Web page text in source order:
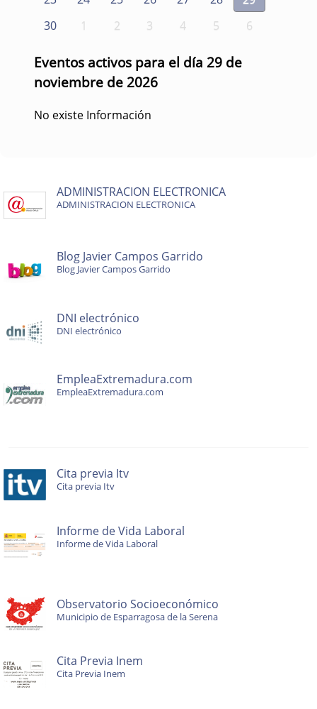
30
1 2 3 4 5 6
Eventos activos para el día 29 de
noviembre de 2026
No existe Información
ADMINISTRACION ELECTRONICA
ADMINISTRACION ELECTRONICA
Blog Javier Campos Garrido
Blog Javier Campos Garrido
DNI electrónico
DNI electrónico
EmpleaExtremadura.com
EmpleaExtremadura.com
Cita previa Itv
Cita previa Itv
Informe de Vida Laboral
Informe de Vida Laboral
Observatorio Socioeconómico
Municipio de Esparragosa de la Serena
Cita Previa Inem
Cita Previa Inem